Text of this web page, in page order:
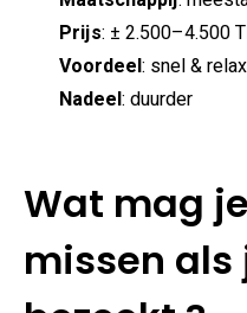
Prijs: ± 2.500–4.500
Voordeel: snel &
Nadeel: duurder
Wat mag
missen als